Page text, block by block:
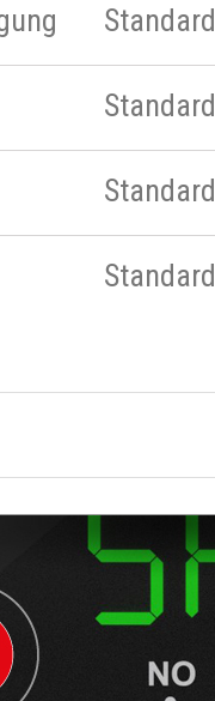
Standard
Standard
Standard
Standard